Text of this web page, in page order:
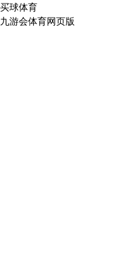
买球体育
九游会体育网页版